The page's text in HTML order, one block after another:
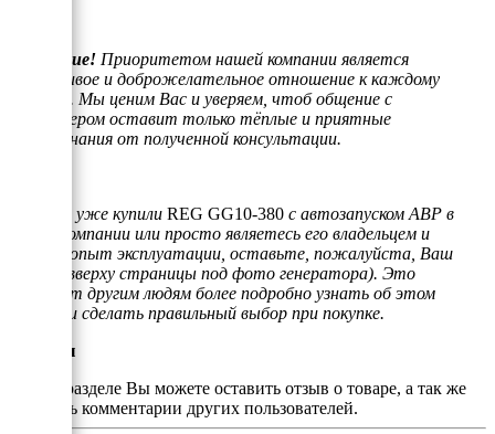
Внимание! Приоритетом нашей компании является
отзывчивое и доброжелательное отношение к каждому
клиенту. Мы ценим Вас и уверяем, чтоб общение с
менеджером оставит только тёплые и приятные
воспоминания от полученной консультации.
Если Вы уже купили REG GG10-380 с автозапуском АВР в
нашей компании или просто являетесь его владельцем и
имеете опыт эксплуатации, оставьте, пожалуйста, Ваш
отзыв (вверху страницы под фото генератора). Это
поможет другим людям более подробно узнать об этом
товаре и сделать правильный выбор при покупке.
Отзывы
В этом разделе Вы можете оставить отзыв о товаре, а так же
почитать комментарии других пользователей.